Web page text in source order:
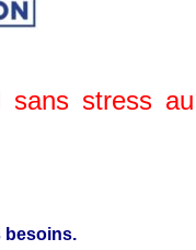
stress
besoins.